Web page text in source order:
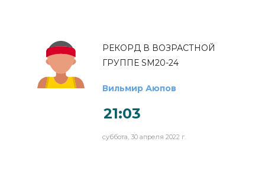
РЕКОРД В ВОЗРАСТНОЙ
ГРУППЕ SM20-24
Вильмир Аюпов
21:03
суббота, 30 апреля 2022 г.